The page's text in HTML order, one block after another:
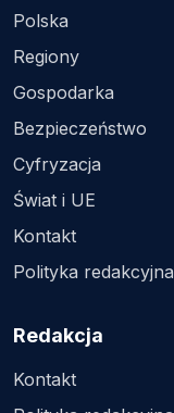
Polska
Regiony
Gospodarka
Bezpieczeństwo
Cyfryzacja
Świat i UE
Kontakt
Polityka redakcyjna
Redakcja
Kontakt